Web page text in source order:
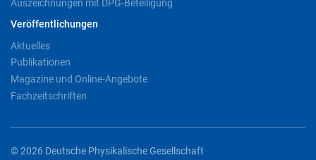
Auszeichnungen mit DPG-Beteiligung
Veröffentlichungen
Aktuelles
Publikationen
Magazine und Online-Angebote
Fachzeitschriften
© 2026 Deutsche Physikalische Gesellschaft